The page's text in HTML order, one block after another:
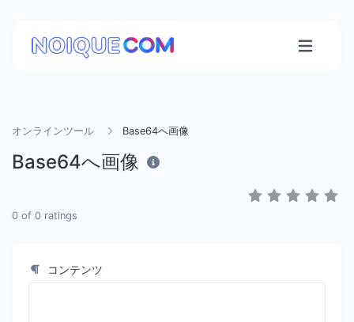
オンラインツール Base64へ画像
Base64へ画像
0 of 0 ratings
コンテンツ